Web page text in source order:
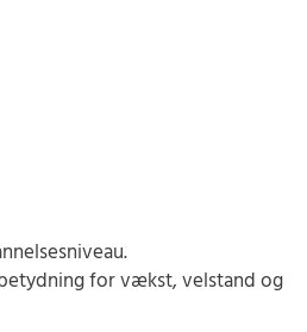
for vækst, velstand og